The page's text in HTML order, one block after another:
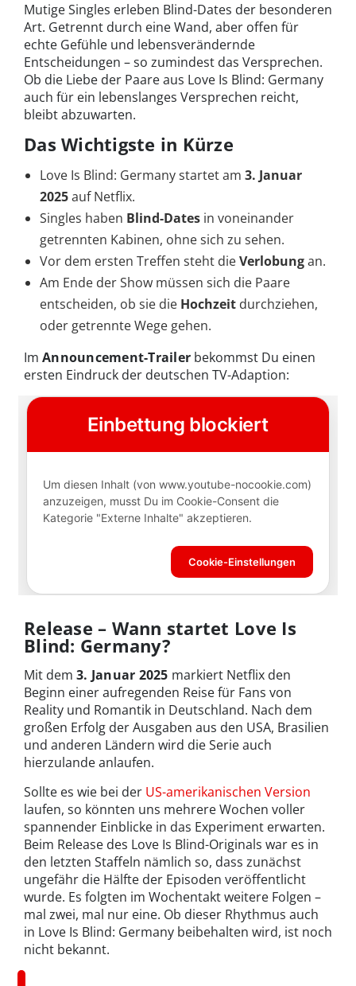
Mutige Singles erleben Blind-Dates der besonderen
Art. Getrennt durch eine Wand, aber offen für
echte Gefühle und lebensverändernde
Entscheidungen – so zumindest das Versprechen.
Ob die Liebe der Paare aus Love Is Blind: Germany
auch für ein lebenslanges Versprechen reicht,
bleibt abzuwarten.
Das Wichtigste in Kürze
Love Is Blind: Germany startet am 3. Januar
2025auf Netflix.
Singles haben Blind-Dates in voneinander
getrennten Kabinen, ohne sich zu sehen.
Vor dem ersten Treffen steht dieVerlobungan.
Am Ende der Show müssen sich die Paare
entscheiden, ob sie die Hochzeit durchziehen,
oder getrennte Wege gehen.
Im Announcement-Trailer bekommst Du einen
ersten Eindruck der deutschen TV-Adaption:
Release – Wann startet Love Is
Blind: Germany?
Mit dem 3. Januar 2025 markiert Netflix den
Beginn einer aufregenden Reise für Fans von
Reality und Romantik in Deutschland. Nach dem
großen Erfolg der Ausgaben aus den USA, Brasilien
und anderen Ländern wird die Serie auch
hierzulande anlaufen.
Sollte es wie bei der US-amerikanischen Version
laufen, so könnten uns mehrere Wochen voller
spannender Einblicke in das Experiment erwarten.
Beim Release des Love Is Blind-Originals war es in
den letzten Staffeln nämlich so, dass zunächst
ungefähr die Hälfte der Episoden veröffentlicht
wurde. Es folgten im Wochentakt weitere Folgen –
mal zwei, mal nur eine. Ob dieser Rhythmus auch
in Love Is Blind: Germany beibehalten wird, ist noch
nicht bekannt.